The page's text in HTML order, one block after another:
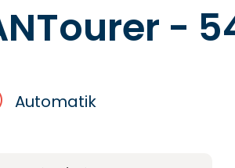
-
Automatik